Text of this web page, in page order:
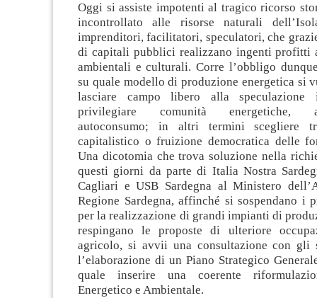
Oggi si assiste impotenti al tragico ricorso
incontrollato alle risorse naturali
imprenditori, facilitatori, speculatori, che
di capitali pubblici realizzano ingenti profitti
ambientali e culturali. Corre l’obbligo
su quale modello di produzione energetica si
lasciare campo libero alla speculazione
privilegiare comunità energetiche,
autoconsumo; in altri termini scegliere
capitalistico o fruizione democratica delle
Una dicotomia che trova soluzione nella
questi giorni da parte di Italia Nostra
Cagliari e USB Sardegna al Ministero
Regione Sardegna, affinché si sospendano i
per la realizzazione di grandi impianti di
respingano le proposte di ulteriore
agricolo, si avvii una consultazione con gli
l’elaborazione di un Piano Strategico
quale inserire una coerente
Energetico e Ambientale.